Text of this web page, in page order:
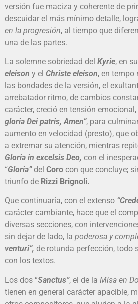
versión fue maciza y coherente de
descuidar el más mínimo detalle,
en la progresión, al tiempo que
una de las partes.
La solemne sobriedad del Kyrie, en
eleison y el Christe eleison, en tempo
las bondades de la versión, el
arrebatador ritmo, de cambios
carácter, creció en tensión
gloria Dei patris, Amen”, para
aumento en velocidad (presto), que
a extremar su atención, mientras
Gloria in excelsis Deo, con el
“Gloria” del Coro con que concluye;
triunfo de Rizzi Brignoli.
Que continuaría, con el extenso
carácter cambiante, hace que el
diversas secciones, con
sin dejar de lado, la poderosa y
venturi”, de rotunda perfección, todo
con los textos.
Los dos “Sanctus”, el de la Misa en Do
tienen en general carácter apacible,